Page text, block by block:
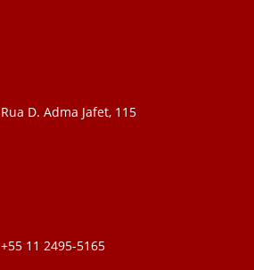
Rua D. Adma Jafet, 115
+55 11 2495-5165